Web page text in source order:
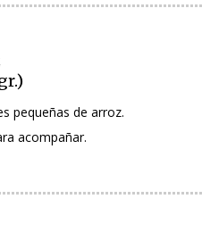
pequeñas de arroz.
acompañar.